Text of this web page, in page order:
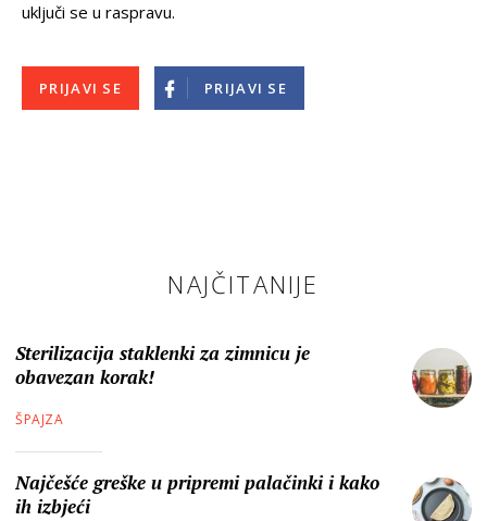
uključi se u raspravu.
PRIJAVI SE PRIJAVI SE
NAJČITANIJE
Sterilizacija staklenki za zimnicu je
obavezan korak!
ŠPAJZA
Najčešće greške u pripremi palačinki i kako
ih izbjeći